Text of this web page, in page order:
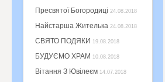
Пресвятої Богородиці 24.08.2018
Найстарша Жителька 24.08.2018
СВЯТО ПОДЯКИ 19.08.2018
БУДУЄМО ХРАМ 10.08.2018
Вітання З Ювілеєм 14.07.2018